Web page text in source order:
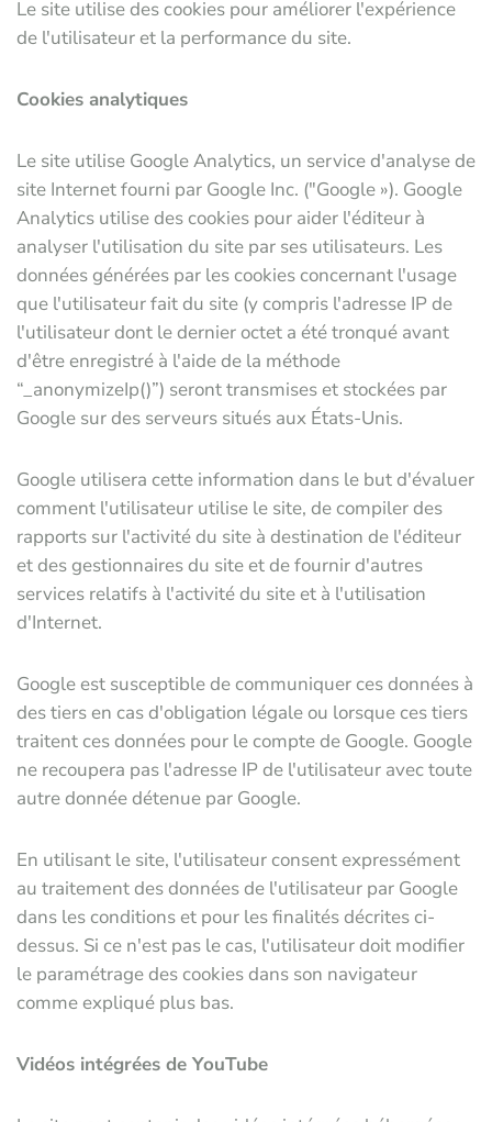
Le site utilise des cookies pour améliorer l'expérience
de l'utilisateur et la performance du site.
Cookies analytiques
Le site utilise Google Analytics, un service d'analyse de
site Internet fourni par Google Inc. ("Google »). Google
Analytics utilise des cookies pour aider l'éditeur à
analyser l'utilisation du site par ses utilisateurs. Les
données générées par les cookies concernant l'usage
que l'utilisateur fait du site (y compris l'adresse IP de
l'utilisateur dont le dernier octet a été tronqué avant
d'être enregistré à l'aide de la méthode
“_anonymizeIp()”) seront transmises et stockées par
Google sur des serveurs situés aux États-Unis.
Google utilisera cette information dans le but d'évaluer
comment l'utilisateur utilise le site, de compiler des
rapports sur l'activité du site à destination de l'éditeur
et des gestionnaires du site et de fournir d'autres
services relatifs à l'activité du site et à l'utilisation
d'Internet.
Google est susceptible de communiquer ces données à
des tiers en cas d'obligation légale ou lorsque ces tiers
traitent ces données pour le compte de Google. Google
ne recoupera pas l'adresse IP de l'utilisateur avec toute
autre donnée détenue par Google.
En utilisant le site, l'utilisateur consent expressément
au traitement des données de l'utilisateur par Google
dans les conditions et pour les finalités décrites ci-
dessus. Si ce n'est pas le cas, l'utilisateur doit modifier
le paramétrage des cookies dans son navigateur
comme expliqué plus bas.
Vidéos intégrées de YouTube